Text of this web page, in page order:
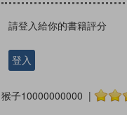
請登入給你的書籍評分
登入
猴子10000000000 |